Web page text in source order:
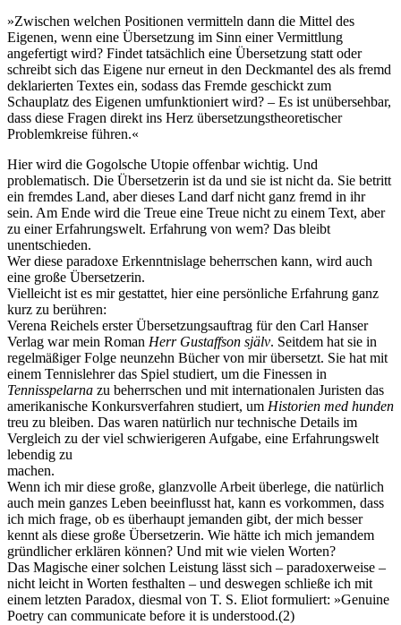
»Zwischen welchen Positionen vermitteln dann die Mittel des
Eigenen, wenn eine Übersetzung im Sinn einer Vermittlung
angefertigt wird? Findet tatsächlich eine Übersetzung statt oder
schreibt sich das Eigene nur erneut in den Deckmantel des als fremd
deklarierten Textes ein, sodass das Fremde geschickt zum
Schauplatz des Eigenen umfunktioniert wird? – Es ist unübersehbar,
dass diese Fragen direkt ins Herz übersetzungstheoretischer
Problemkreise führen.«
Hier wird die Gogolsche Utopie offenbar wichtig. Und
problematisch. Die Übersetzerin ist da und sie ist nicht da. Sie betritt
ein fremdes Land, aber dieses Land darf nicht ganz fremd in ihr
sein. Am Ende wird die Treue eine Treue nicht zu einem Text, aber
zu einer Erfahrungswelt. Erfahrung von wem? Das bleibt
unentschieden.
Wer diese paradoxe Erkenntnislage beherrschen kann, wird auch
eine große Übersetzerin.
Vielleicht ist es mir gestattet, hier eine persönliche Erfahrung ganz
kurz zu berühren:
Verena Reichels erster Übersetzungsauftrag für den Carl Hanser
Verlag war mein Roman Herr Gustaffson själv. Seitdem hat sie in
regelmäßiger Folge neunzehn Bücher von mir übersetzt. Sie hat mit
einem Tennislehrer das Spiel studiert, um die Finessen in
Tennisspelarna zu beherrschen und mit internationalen Juristen das
amerikanische Konkursverfahren studiert, um Historien med hunden
treu zu bleiben. Das waren natürlich nur technische Details im
Vergleich zu der viel schwierigeren Aufgabe, eine Erfahrungswelt
lebendig zu
machen.
Wenn ich mir diese große, glanzvolle Arbeit überlege, die natürlich
auch mein ganzes Leben beeinflusst hat, kann es vorkommen, dass
ich mich frage, ob es überhaupt jemanden gibt, der mich besser
kennt als diese große Übersetzerin. Wie hätte ich mich jemandem
gründlicher erklären können? Und mit wie vielen Worten?
Das Magische einer solchen Leistung lässt sich – paradoxerweise –
nicht leicht in Worten festhalten – und deswegen schließe ich mit
einem letzten Paradox, diesmal von T. S. Eliot formuliert: »Genuine
Poetry can communicate before it is understood.(2)